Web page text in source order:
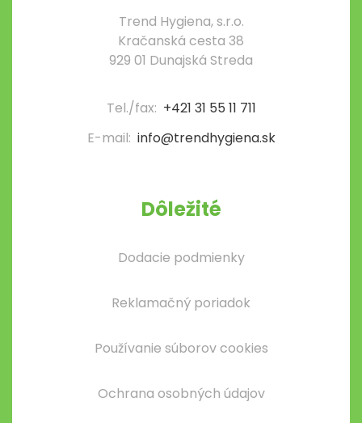
Trend Hygiena, s.r.o.
Kračanská cesta 38
929 01 Dunajská Streda
Tel./fax: +421 31 55 11 711
E-mail: info@trendhygiena.sk
Dôležité
Dodacie podmienky
Reklamačný poriadok
Používanie súborov cookies
Ochrana osobných údajov